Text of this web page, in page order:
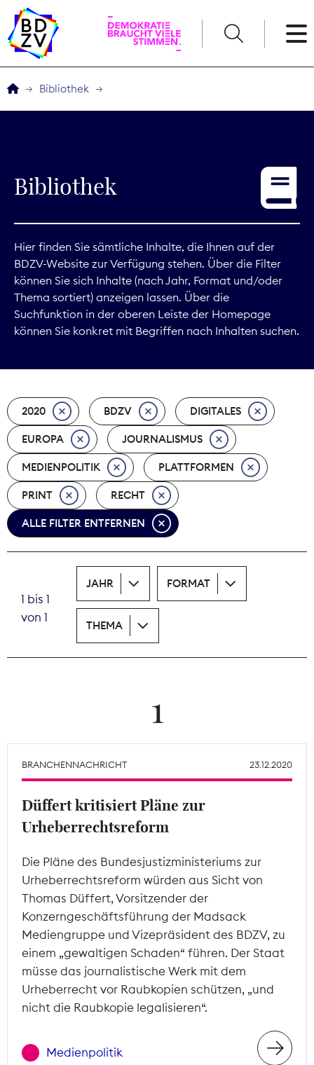
Service
Digitales
Kommunikation
Marktdaten
Nachhaltigkeit
Nachwuchs
Nova Award
Pressefreiheit
Print
Recht
Tarifpolitik
Theodor-Wolff-Preis
Mitgliederbereich
Bibliothek
Bibliothek
Hier finden Sie sämtliche Inhalte, die Ihnen auf der
BDZV-Website zur Verfügung stehen. Über die Filter
können Sie sich Inhalte (nach Jahr, Format und/oder
Thema sortiert) anzeigen lassen. Über die
Suchfunktion in der oberen Leiste der Homepage
können Sie konkret mit Begriffen nach Inhalten suchen.
2020 BDZV DIGITALES
EUROPA JOURNALISMUS
MEDIENPOLITIK PLATTFORMEN
PRINT RECHT
ALLE FILTER ENTFERNEN
1 bis 1
von 1
JAHR FORMAT
THEMA
1
BRANCHENNACHRICHT 23.12.2020
Düffert kritisiert Pläne zur
Urheberrechtsreform
Die Pläne des Bundesjustizministeriums zur
Urheberrechtsreform würden aus Sicht von
Thomas Düffert, Vorsitzender der
Konzerngeschäftsführung der Madsack
Mediengruppe und Vizepräsident des BDZV, zu
einem „gewaltigen Schaden“ führen. Der Staat
müsse das journalistische Werk mit dem
Urheberrecht vor Raubkopien schützen, „und
nicht die Raubkopie legalisieren“.
Medienpolitik